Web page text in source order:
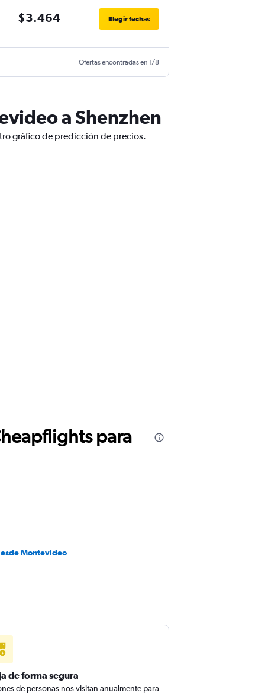
$3.464 Elegir fechas
Ofertas encontradas en 1/8
a Shenzhen
gráfico de predicción de precios.
para
Montevideo
de forma segura
de personas nos visitan anualmente para